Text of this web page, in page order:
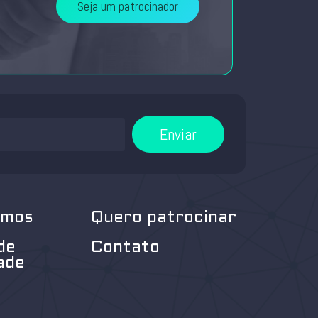
Seja um patrocinador
Enviar
Quero patrocinar
Contato